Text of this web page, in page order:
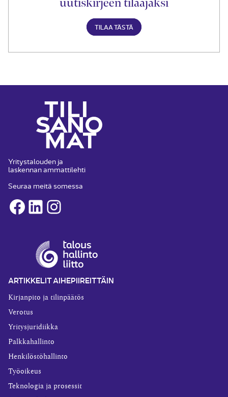
TILAA TÄSTÄ
Yritystalouden ja
laskennan ammattilehti
Seuraa meitä somessa
Facebook
LinkedInInstagram
ARTIKKELIT AIHEPIIREITTÄIN
Kirjanpito ja tilinpäätös
Verotus
Yritysjuridiikka
Palkkahallinto
Henkilöstöhallinto
Työoikeus
Teknologia ja prosessit